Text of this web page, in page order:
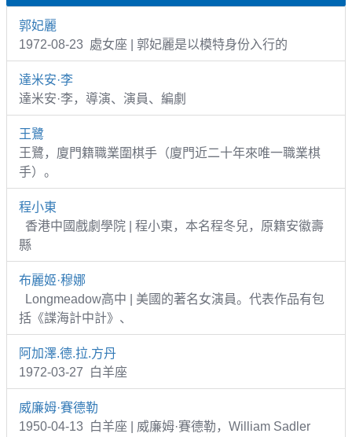
郭妃麗
1972-08-23 處女座 | 郭妃麗是以模特身份入行的
達米安·李
達米安·李，導演、演員、編劇
王鷺
王鷺，廈門籍職業圍棋手（廈門近二十年來唯一職業棋
手）。
程小東
香港中國戲劇學院 | 程小東，本名程冬兒，原籍安徽壽
縣
布麗姬·穆娜
Longmeadow高中 | 美國的著名女演員。代表作品有包
括《諜海計中計》、
阿加澤.德.拉.方丹
1972-03-27 白羊座
威廉姆·賽德勒
1950-04-13 白羊座 | 威廉姆·賽德勒，William Sadler